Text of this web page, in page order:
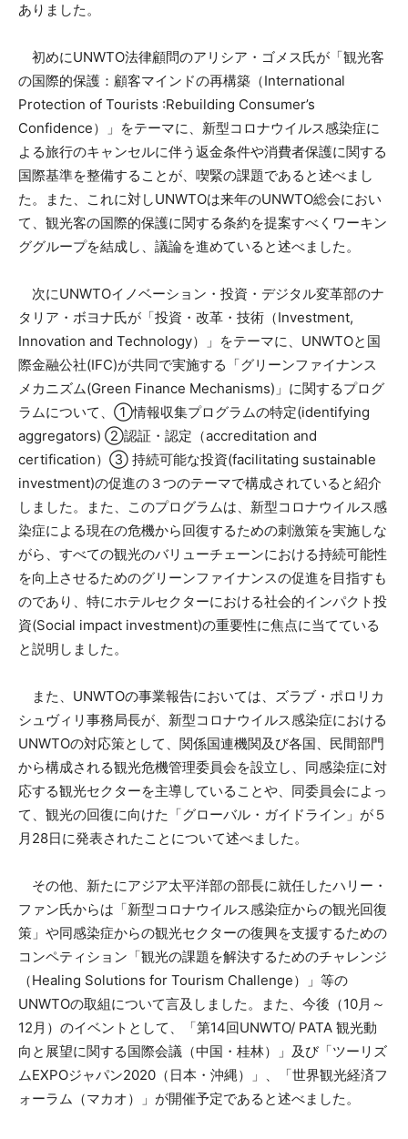
ありました。
初めにUNWTO法律顧問のアリシア・ゴメス氏が「観光客
の国際的保護：顧客マインドの再構築（International
Protection of Tourists :Rebuilding Consumer’s
Confidence）」をテーマに、新型コロナウイルス感染症に
よる旅行のキャンセルに伴う返金条件や消費者保護に関する
国際基準を整備することが、喫緊の課題であると述べまし
た。また、これに対しUNWTOは来年のUNWTO総会におい
て、観光客の国際的保護に関する条約を提案すべくワーキン
ググループを結成し、議論を進めていると述べました。
次にUNWTOイノベーション・投資・デジタル変革部のナ
タリア・ボヨナ氏が「投資・改革・技術（Investment,
Innovation and Technology）」をテーマに、UNWTOと国
際金融公社(IFC)が共同で実施する「グリーンファイナンス
メカニズム(Green Finance Mechanisms)」に関するプログ
ラムについて、①情報収集プログラムの特定(identifying
aggregators) ②認証・認定（accreditation and
certification）③ 持続可能な投資(facilitating sustainable
investment)の促進の３つのテーマで構成されていると紹介
しました。また、このプログラムは、新型コロナウイルス感
染症による現在の危機から回復するための刺激策を実施しな
がら、すべての観光のバリューチェーンにおける持続可能性
を向上させるためのグリーンファイナンスの促進を目指すも
のであり、特にホテルセクターにおける社会的インパクト投
資(Social impact investment)の重要性に焦点に当てている
と説明しました。
また、UNWTOの事業報告においては、ズラブ・ポロリカ
シュヴィリ事務局長が、新型コロナウイルス感染症における
UNWTOの対応策として、関係国連機関及び各国、民間部門
から構成される観光危機管理委員会を設立し、同感染症に対
応する観光セクターを主導していることや、同委員会によっ
て、観光の回復に向けた「グローバル・ガイドライン」が５
月28日に発表されたことについて述べました。
その他、新たにアジア太平洋部の部長に就任したハリー・
ファン氏からは「新型コロナウイルス感染症からの観光回復
策」や同感染症からの観光セクターの復興を支援するための
コンペティション「観光の課題を解決するためのチャレンジ
（Healing Solutions for Tourism Challenge）」等の
UNWTOの取組について言及しました。また、今後（10月～
12月）のイベントとして、「第14回UNWTO/ PATA 観光動
向と展望に関する国際会議（中国・桂林）」及び「ツーリズ
ムEXPOジャパン2020（日本・沖縄）」、「世界観光経済フ
ォーラム（マカオ）」が開催予定であると述べました。